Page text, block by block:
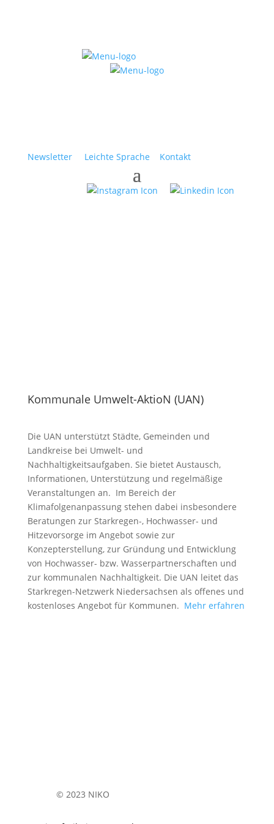
Newsletter Leichte Sprache Kontakt
Kommunale Umwelt-AktioN (UAN)
Die UAN unterstützt Städte, Gemeinden und
Landkreise bei Umwelt- und
Nachhaltigkeitsaufgaben. Sie bietet Austausch,
Informationen, Unterstützung und regelmäßige
Veranstaltungen an. Im Bereich der
Klimafolgenanpassung stehen dabei insbesondere
Beratungen zur Starkregen-, Hochwasser- und
Hitzevorsorge im Angebot sowie zur
Konzepterstellung, zur Gründung und Entwicklung
von Hochwasser- bzw. Wasserpartnerschaften und
zur kommunalen Nachhaltigkeit. Die UAN leitet das
Starkregen-Netzwerk Niedersachsen als offenes und
kostenloses Angebot für Kommunen. Mehr erfahren
© 2023 NIKO